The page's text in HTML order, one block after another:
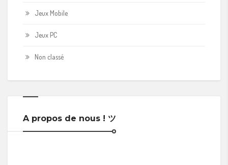
Jeux Mobile
Jeux PC
Non classé
A propos de nous ! ツ